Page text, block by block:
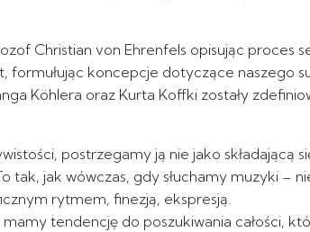
Christian von Ehrenfels opisując
formułując koncepcje dotyczące naszego
Köhlera oraz Kurta Koffki zostały
postrzegamy ją nie jako składającą
jak wówczas, gdy słuchamy muzyki –
rytmem, finezją, ekspresją.
tendencję do poszukiwania całości,